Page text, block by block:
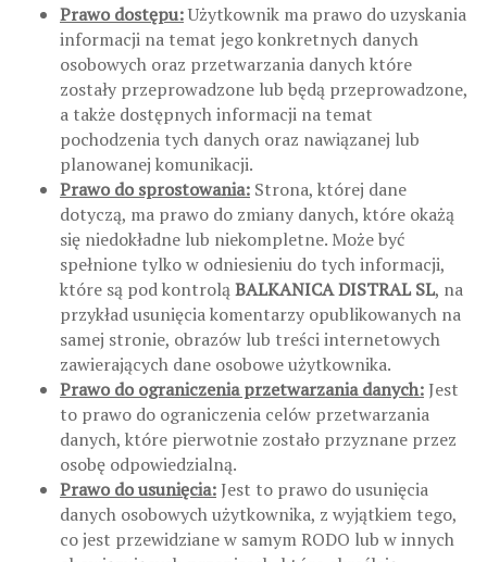
Prawo dostępu:Użytkownik ma prawo do uzyskania
informacji na temat jego konkretnych danych
osobowych oraz przetwarzania danych które
zostały przeprowadzone lub będą przeprowadzone,
a także dostępnych informacji na temat
pochodzenia tych danych oraz nawiązanej lub
planowanej komunikacji.
Prawo do sprostowania: Strona, której dane
dotyczą, ma prawo do zmiany danych, które okażą
się niedokładne lub niekompletne. Może być
spełnione tylko w odniesieniu do tych informacji,
które są pod kontroląBALKANICA DISTRAL SL, na
przykład usunięcia komentarzy opublikowanych na
samej stronie, obrazów lub treści internetowych
zawierających dane osobowe użytkownika.
Prawo do ograniczenia przetwarzania danych:Jest
to prawo do ograniczenia celów przetwarzania
danych, które pierwotnie zostało przyznane przez
osobę odpowiedzialną.
Prawo do usunięcia:Jest to prawo do usunięcia
danych osobowych użytkownika, z wyjątkiem tego,
co jest przewidziane w samym RODO lub w innych